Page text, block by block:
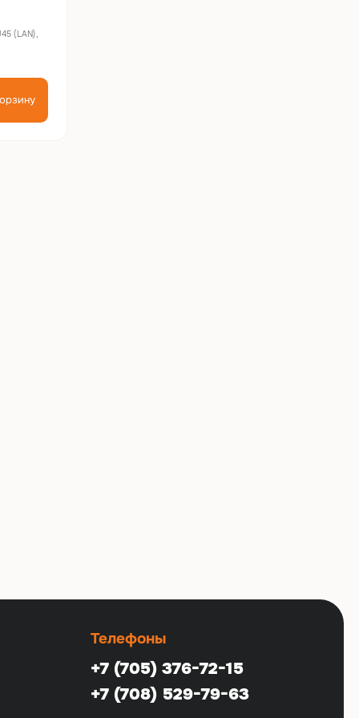
(LAN),
Телефоны
+7 (705) 376-72-15
+7 (708) 529-79-63